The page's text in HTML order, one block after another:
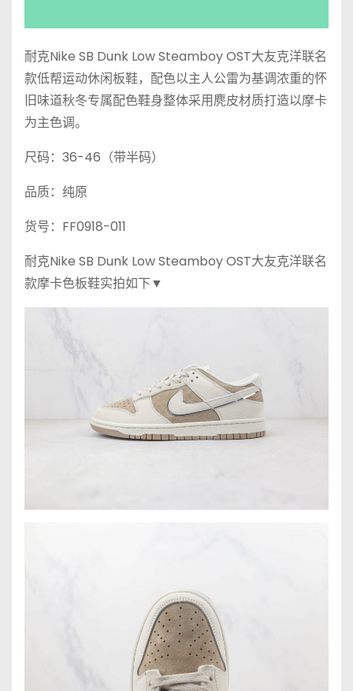
耐克Nike SB Dunk Low Steamboy OST大友克洋联名
款低帮运动休闲板鞋，配色以主人公雷为基调浓重的怀
旧味道秋冬专属配色鞋身整体采用麂皮材质打造以摩卡
为主色调。
尺码：36-46（带半码）
品质：纯原
货号：FF0918-011
耐克Nike SB Dunk Low Steamboy OST大友克洋联名
款摩卡色板鞋实拍如下▼